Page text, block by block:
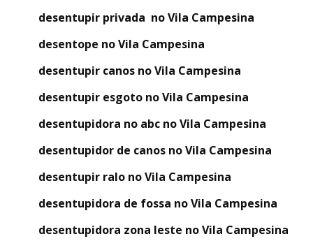
desentupir privada no Vila Campesina
desentope no Vila Campesina
desentupir canos no Vila Campesina
desentupir esgoto no Vila Campesina
desentupidora no abc no Vila Campesina
desentupidor de canos no Vila Campesina
desentupir ralo no Vila Campesina
desentupidora de fossa no Vila Campesina
desentupidora zona leste no Vila Campesina